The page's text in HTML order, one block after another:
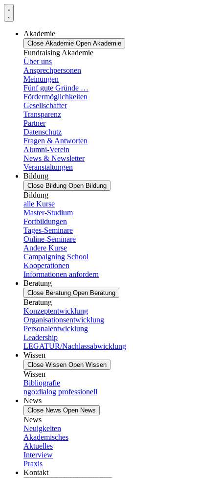
Zum
Inhalt
Akademie
Close Akademie Open Akademie
Fundraising Akademie
Über uns
Ansprechpersonen
Meinungen
Fünf gute Gründe …
Fördermöglichkeiten
Gesellschafter
Transparenz
Partner
Datenschutz
Fragen & Antworten
Alumni-Verein
News & Newsletter
Veranstaltungen
Bildung
Close Bildung Open Bildung
Bildung
alle Kurse
Master-Studium
Fortbildungen
Tages-Seminare
Online-Seminare
Andere Kurse
Campaigning School
Kooperationen
Informationen anfordern
Beratung
Close Beratung Open Beratung
Beratung
Konzeptentwicklung
Organisationsentwicklung
Personalentwicklung
Leadership
LEGATUR/Nachlassabwicklung
Wissen
Close Wissen Open Wissen
Wissen
Bibliografie
ngo:dialog professionell
News
Close News Open News
News
Neuigkeiten
Akademisches
Aktuelles
Interview
Praxis
Kontakt